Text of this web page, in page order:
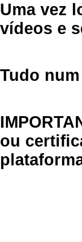
Uma vez
vídeos e
Tudo
ou